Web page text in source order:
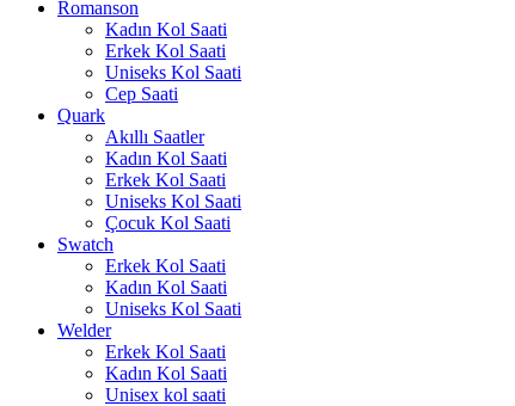
Romanson
Kadın Kol Saati
Erkek Kol Saati
Uniseks Kol Saati
Cep Saati
Quark
Akıllı Saatler
Kadın Kol Saati
Erkek Kol Saati
Uniseks Kol Saati
Çocuk Kol Saati
Swatch
Erkek Kol Saati
Kadın Kol Saati
Uniseks Kol Saati
Welder
Erkek Kol Saati
Kadın Kol Saati
Unisex kol saati